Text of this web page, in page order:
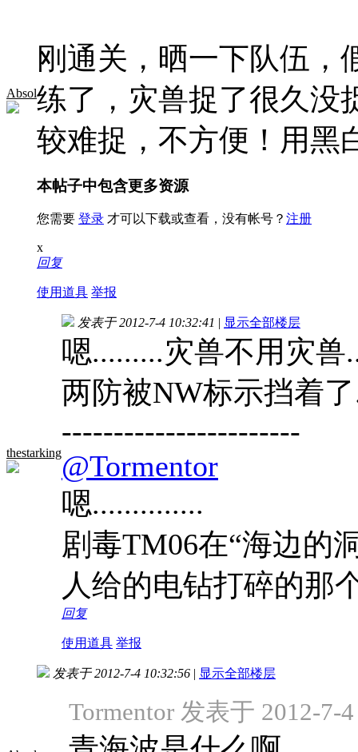
Absol
刚通关，晒一下队伍，
练了，灾兽捉了很久没
较难捉，不方便！用黑
本帖子中包含更多资源
您需要 登录 才可以下载或查看，没有帐号？ 注册
x
回复
使用道具 举报
thestarking
发表于 2012-7-4 10:32:41 | 显示全部楼层
嗯.........灾兽不用灾兽
两防被NW标示挡着
-----------------------
@Tormentor
嗯..............
剧毒TM06在“海边的
人给的电钻打碎的那
回复
使用道具 举报
发表于 2012-7-4 10:32:56 | 显示全部楼层
Tormentor 发表于 2012-7-